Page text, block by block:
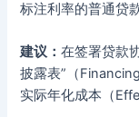
标注利率的普通贷款
建议：在签署贷款
披露表”（
实际年化成本（